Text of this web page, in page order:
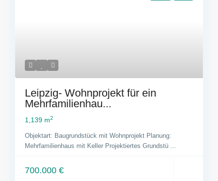
Leipzig- Wohnprojekt für ein
Mehrfamilienhau...
1,139 m2
Objektart: Baugrundstück mit Wohnprojekt Planung:
Mehrfamilienhaus mit Keller Projektiertes Grundstü ...
700.000 €